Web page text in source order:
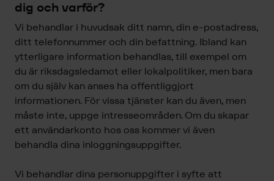
dig och varför?
Vi behandlar i huvudsak ditt namn, din e-postadress,
ditt telefonnummer och din befattning. Ibland kan
ytterligare information behandlas, till exempel om
du är riksdagsledamot eller lokalpolitiker, men bara
om du själv kan anses ha offentliggjort
informationen. För vissa tjänster kan du även, men
måste inte, uppge intresseområden. Om du skapar
ett användarkonto hos oss kommer vi även
behandla dina inloggningsuppgifter.
Vi behandlar dina personuppgifter i syfte att